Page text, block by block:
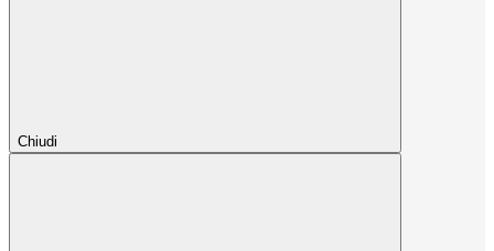
Chiudi